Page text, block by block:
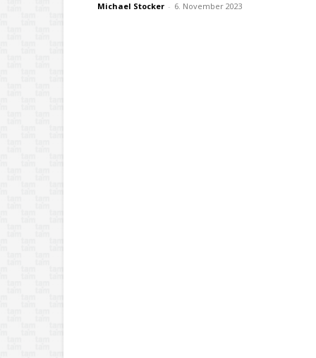
Michael Stocker - 6. November 2023